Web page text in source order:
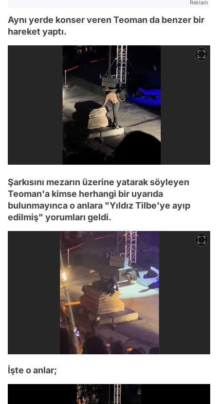
Reklam
Aynı yerde konser veren Teoman da benzer bir
hareket yaptı.
Şarkısını mezarın üzerine yatarak söyleyen
Teoman'a kimse herhangi bir uyarıda
bulunmayınca o anlara "Yıldız Tilbe'ye ayıp
edilmiş" yorumları geldi.
İşte o anlar;